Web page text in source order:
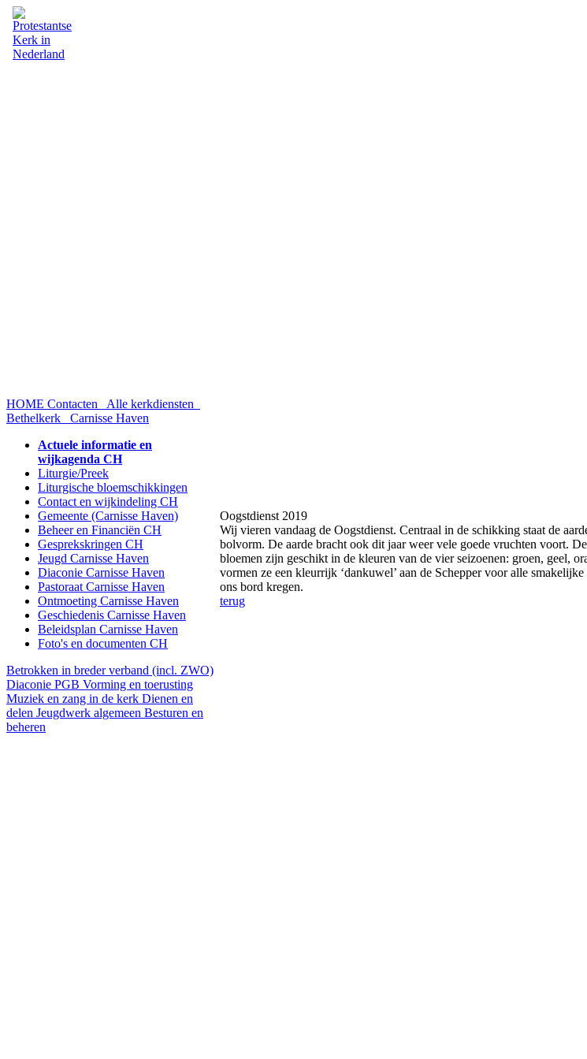
HOME Contacten
Alle kerkdiensten
Bethelkerk
Carnisse Haven
Actuele informatie en
wijkagenda CH
Liturgie/Preek
Liturgische bloemschikkingen
Contact en wijkindeling CH
Gemeente (Carnisse Haven)
Beheer en Financiën CH
Gesprekskringen CH
Jeugd Carnisse Haven
Diaconie Carnisse Haven
Pastoraat Carnisse Haven
Ontmoeting Carnisse Haven
Geschiedenis Carnisse Haven
Beleidsplan Carnisse Haven
Foto's en documenten CH
Betrokken in breder verband (incl. ZWO)
Diaconie PGB Vorming en toerusting
Muziek en zang in de kerk Dienen en
delen Jeugdwerk algemeen Besturen en
beheren
Oogstdienst 2019
Wij vieren vandaag de Oogstdienst. Centraal in de schikking staat de
bolvorm. De aarde bracht ook dit jaar weer vele goede vruchten voort.
bloemen zijn geschikt in de kleuren van de vier seizoenen: groen, geel,
vormen ze een kleurrijk ‘dankuwel’ aan de Schepper voor alle
ons bord kregen.
terug